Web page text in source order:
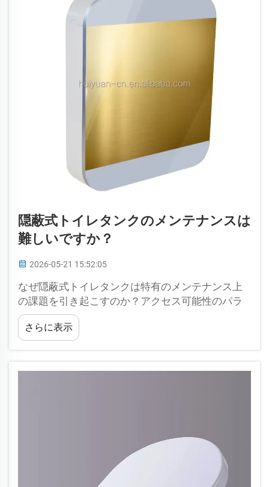
隠蔽式トイレタンクのメンテナンスは
難しいですか？
2026-05-21 15:52:05
なぜ隠蔽式トイレタンクは特有のメンテナンス上
の課題を引き起こすのか？アクセス可能性のパラ
ドックス：隠されたデザインと実際の保守作業の
ギャップ隠蔽式トイレタンクは、部品を壁に内蔵
することで清潔でミニマルな外観を実現します
さらに表示